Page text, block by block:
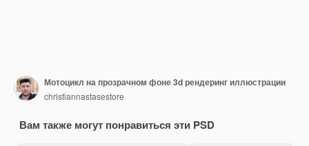
Мотоцикл на прозрачном фоне 3d рендеринг иллюстрации
christiannastasestore
Вам также могут понравиться эти PSD